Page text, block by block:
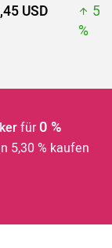
USD
%
für 0 %
5,30 % kaufen